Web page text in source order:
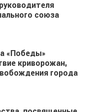
союза
«Победы»
криворожан,
города